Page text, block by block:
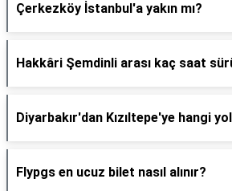
Çerkezköy İstanbul'a yakın mı?
Hakkâri Şemdinli arası kaç saat
Diyarbakır'dan Kızıltepe'ye hangi
Flypgs en ucuz bilet nasıl alınır?